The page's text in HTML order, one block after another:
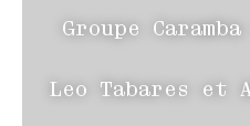
Groupe
Leo Tabares et